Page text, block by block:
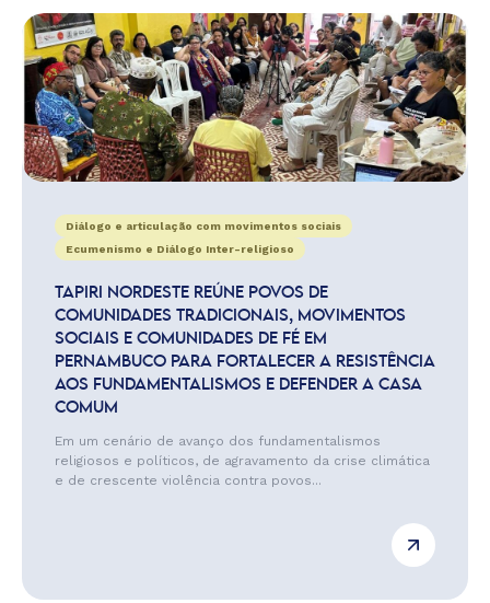
Diálogo e articulação com movimentos sociais
Ecumenismo e Diálogo Inter-religioso
TAPIRI NORDESTE REÚNE POVOS DE
COMUNIDADES TRADICIONAIS, MOVIMENTOS
SOCIAIS E COMUNIDADES DE FÉ EM
PERNAMBUCO PARA FORTALECER A RESISTÊNCIA
AOS FUNDAMENTALISMOS E DEFENDER A CASA
COMUM
Em um cenário de avanço dos fundamentalismos
religiosos e políticos, de agravamento da crise climática
e de crescente violência contra povos...